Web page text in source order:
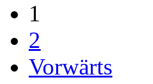
1
2
Vorwärts